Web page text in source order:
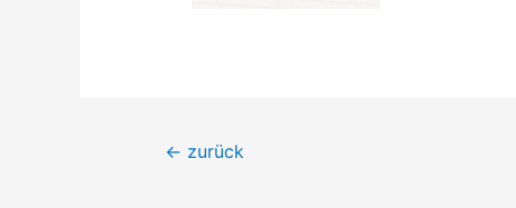
Beitrags-
← zurück